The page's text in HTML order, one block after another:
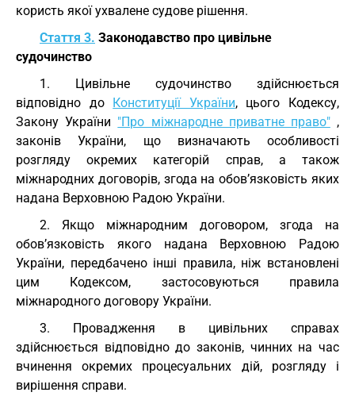
користь якої ухвалене судове рішення.
Стаття 3. Законодавство про цивільне
судочинство
1. Цивільне судочинство здійснюється
відповідно до Конституції України, цього Кодексу,
Закону України "Про міжнародне приватне право",
законів України, що визначають особливості
розгляду окремих категорій справ, а також
міжнародних договорів, згода на обов’язковість яких
надана Верховною Радою України.
2. Якщо міжнародним договором, згода на
обов’язковість якого надана Верховною Радою
України, передбачено інші правила, ніж встановлені
цим Кодексом, застосовуються правила
міжнародного договору України.
3. Провадження в цивільних справах
здійснюється відповідно до законів, чинних на час
вчинення окремих процесуальних дій, розгляду і
вирішення справи.